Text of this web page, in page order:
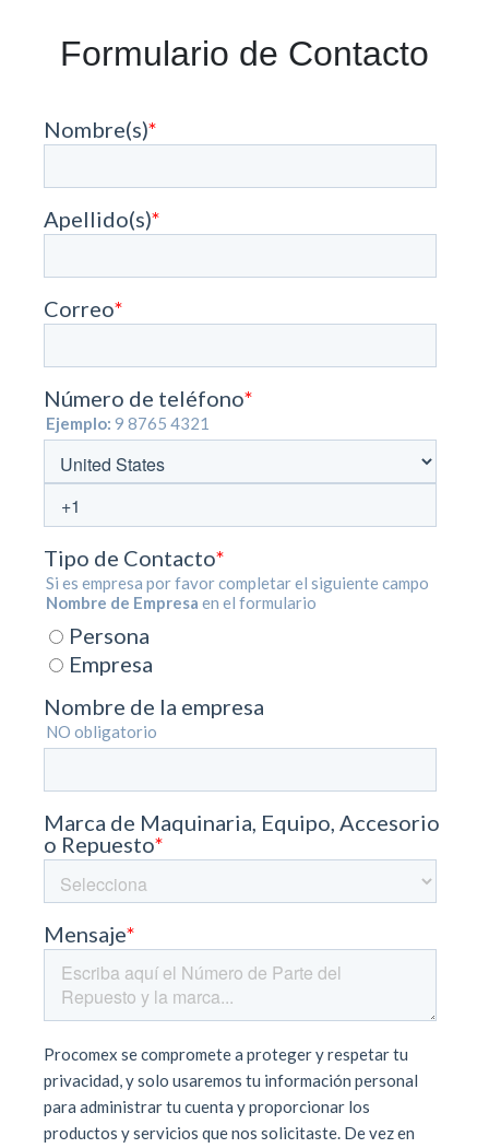
Formulario de Contacto